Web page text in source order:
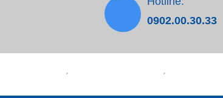
- Tình trạng: Mới 100%
- Năm sản xuất: 2022 - 2023
- Tải trọng: 3.45 tấn
0902.00.30.33